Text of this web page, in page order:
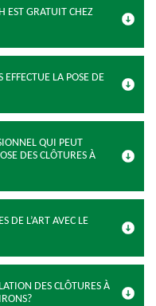
EST GRATUIT CHEZ
EFFECTUE LA POSE DE
QUI PEUT
DES CLÔTURES À
DE L’ART AVEC LE
DES CLÔTURES À